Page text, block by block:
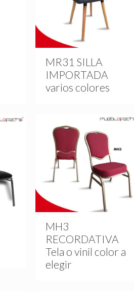
MR31 SILLA
IMPORTADA
varios colores
MH3
RECORDATIVA
Tela o vinil color a
elegir